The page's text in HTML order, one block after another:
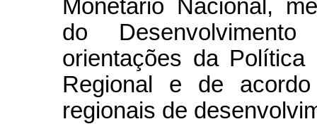
Monetário Nacional,
do
orientações da Política
Regional e de
regionais de